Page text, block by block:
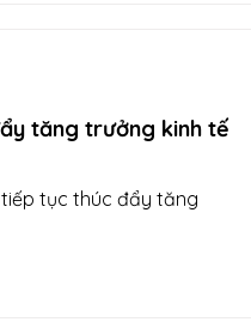
tăng trưởng kinh tế
tục thúc đẩy tăng